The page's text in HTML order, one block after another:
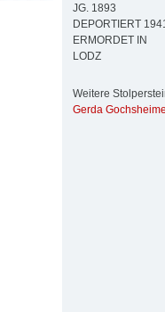
JG. 1893
DEPORTIERT
ERMORDET IN
LODZ
Weitere
Gerda